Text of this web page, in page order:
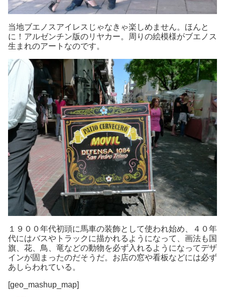
当地ブエノスアイレスじゃなきゃ楽しめません。ほんと
に！アルゼンチン版のリヤカー。周りの絵模様がブエノス
生まれのアートなのです。
１９００年代初頭に馬車の装飾として使われ始め、４０年
代にはバスやトラックに描かれるようになって、画法も国
旗、花、鳥、竜などの動物を必ず入れるようになってデザ
インが固まったのだそうだ。お店の窓や看板などには必ず
あしらわれている。
[geo_mashup_map]